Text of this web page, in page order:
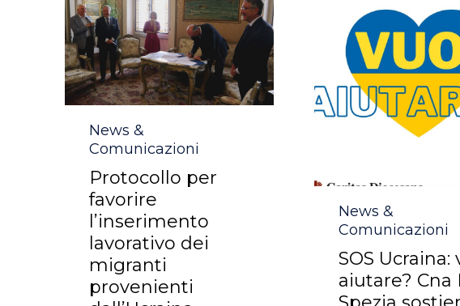
Category
News &
Comunicazioni
Protocollo per
favorire
l’inserimento
lavorativo dei
migranti
provenienti
Category
News &
Comunicazioni
SOS Ucraina:
aiutare? Cna